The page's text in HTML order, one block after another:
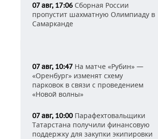
07 авг, 17:06 Сборная России
пропустит шахматную Олимпиаду в
Самарканде
07 авг, 10:47 На матче «Рубин» —
«Оренбург» изменят схему
парковок в связи с проведением
«Новой волны»
07 авг, 10:00Парафехтовальщики
Татарстана получили финансовую
поддержку для закупки экипировки